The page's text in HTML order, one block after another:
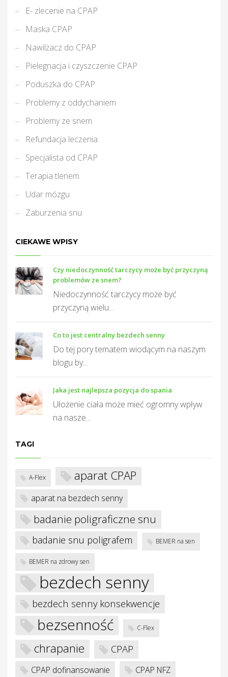
E- zlecenie na CPAP
Maska CPAP
Nawilżacz do CPAP
Pielegnacja i czyszczenie CPAP
Poduszka do CPAP
Problemy z oddychaniem
Problemy ze snem
Refundacja leczenia
Specjalista od CPAP
Terapia tlenem
Udar mózgu
Zaburzenia snu
CIEKAWE WPISY
Czy niedoczynność tarczycy może być przyczyną
problemów ze snem?
Niedoczynność tarczycy może być
przyczyną wielu...
Co to jest centralny bezdech senny
Do tej pory tematem wiodącym na naszym
blogu by...
Jaka jest najlepsza pozycja do spania
Ułożenie ciała może mieć ogromny wpływ
na nasze...
TAGI
A-Flex aparat CPAP
aparat na bezdech senny
badanie poligraficzne snu
badanie snu poligrafem BEMER na sen
BEMER na zdrowy sen
bezdech senny
bezdech senny konsekwencje
bezsenność C-Flex
chrapanie CPAP
CPAP dofinansowanie
CPAP NFZ